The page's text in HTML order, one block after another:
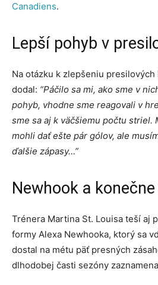
Canadiens.
Lepší pohyb v
Na otázku k zlepšeniu
dodal: “Páčilo sa mi, ako sme v
pohyb, vhodne sme reagovali v
sme sa aj k väčšiemu počtu striel.
mohli dať ešte pár gólov, ale
ďalšie zápasy…”
Newhook a
Trénera Martina St. Louisa teší aj
formy Alexa Newhooka, ktorý sa
dostal na métu päť presných
dlhodobej časti sezóny